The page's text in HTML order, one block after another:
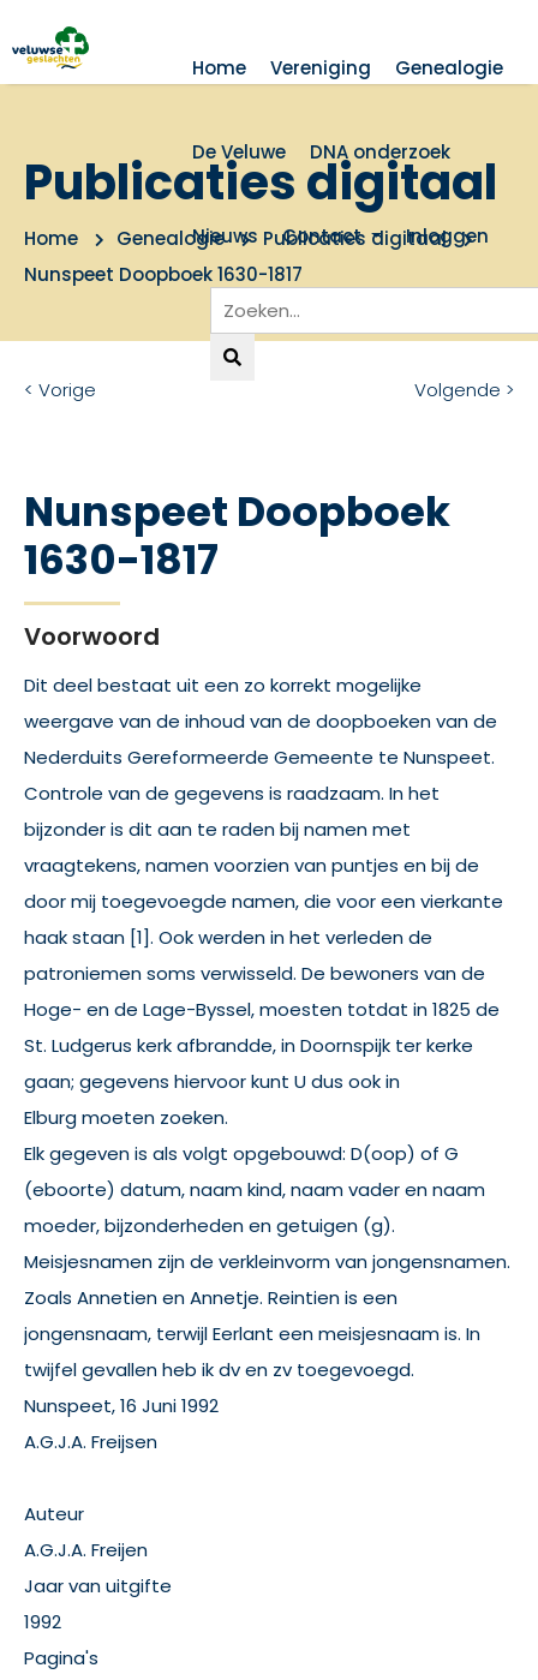
Home Vereniging Genealogie
De Veluwe DNA onderzoek
Nieuws Contact Inloggen
Publicaties digitaal
Home Genealogie
Publicaties digitaal
Nunspeet Doopboek 1630-1817
< Vorige Volgende >
Nunspeet Doopboek
1630-1817
Voorwoord
Dit deel bestaat uit een zo korrekt mogelijke
weergave van de inhoud van de doopboeken van de
Nederduits Gereformeerde Gemeente te Nunspeet.
Controle van de gegevens is raadzaam. In het
bijzonder is dit aan te raden bij namen met
vraagtekens, namen voorzien van puntjes en bij de
door mij toegevoegde namen, die voor een vierkante
haak staan [1]. Ook werden in het verleden de
patroniemen soms verwisseld. De bewoners van de
Hoge- en de Lage-Byssel, moesten totdat in 1825 de
St. Ludgerus kerk afbrandde, in Doornspijk ter kerke
gaan; gegevens hiervoor kunt U dus ook in
Elburg moeten zoeken.
Elk gegeven is als volgt opgebouwd: D(oop) of G
(eboorte) datum, naam kind, naam vader en naam
moeder, bijzonderheden en getuigen (g).
Meisjesnamen zijn de verkleinvorm van jongensnamen.
Zoals Annetien en Annetje. Reintien is een
jongensnaam, terwijl Eerlant een meisjesnaam is. In
twijfel gevallen heb ik dv en zv toegevoegd.
Nunspeet, 16 Juni 1992
A.G.J.A. Freijsen
Auteur
A.G.J.A. Freijen
Jaar van uitgifte
1992
Pagina's